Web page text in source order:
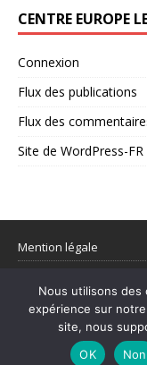
CENTRE EUROPE
Connexion
Flux des publications
Flux des
Site de WordPress-FR
Mention légale
© 1998–2026 Centre
Nous utilisons des
expérience sur
site, nous
OK
Non